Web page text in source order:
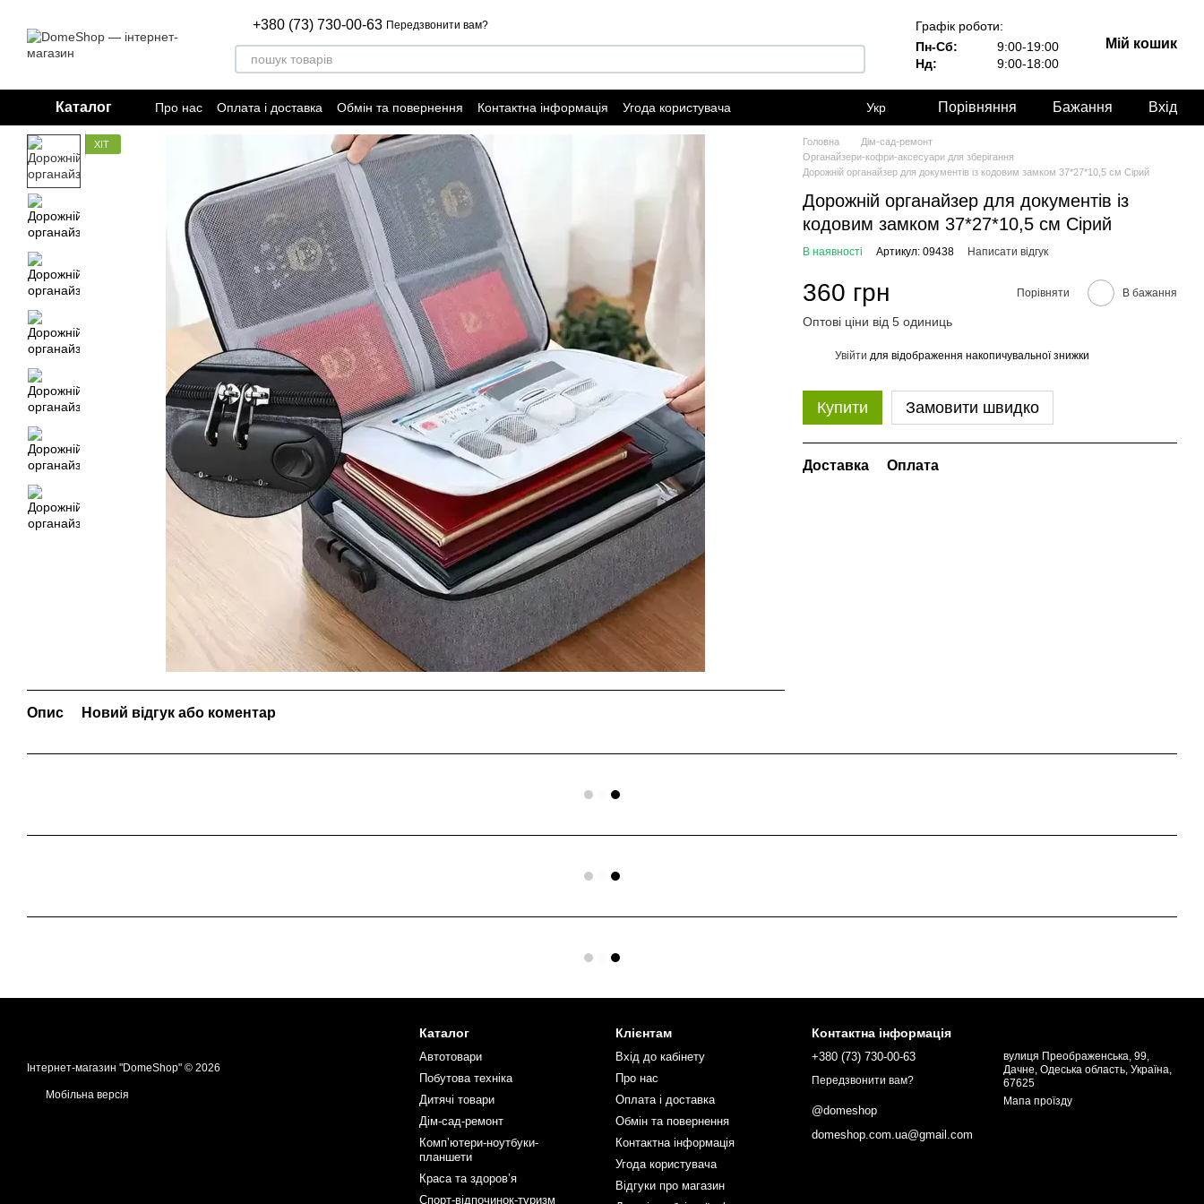
+380 (73) 730-00-63 Передзвонити вам?
Графік роботи:
Пн-Сб:
9:00-19:00
Нд:
9:00-18:00
Мій кошик
Каталог Про нас Оплата і доставка Обмін та повернення Контактна інформація
Угода користувача
Відгуки про магазин
Договір публічної оферти
Укр Порівняння Бажання Вхід
ХІТ
Опис Новий відгук або коментар
Головна
Дім-сад-ремонт
Органайзери-кофри-аксесуари для зберігання
Дорожній органайзер для документів із кодовим замком 37*27*10,5 см Сірий
Дорожній органайзер для документів із
кодовим замком 37*27*10,5 см Сірий
В наявності Артикул: 09438 Написати відгук
360 грн Порівняти В бажання
Оптові ціни від 5 одиниць
Увійти для відображення накопичувальної знижки
Купити Замовити швидко
Доставка Оплата
Інтернет-магазин "DomeShop" © 2026
Мобільна версія
Каталог
Автотовари
Побутова техніка
Дитячі товари
Дім-сад-ремонт
Компʼютери-ноутбуки-
планшети
Краса та здоровʼя
Спорт-відпочинок-туризм
Клієнтам
Вхід до кабінету
Про нас
Оплата і доставка
Обмін та повернення
Контактна інформація
Угода користувача
Відгуки про магазин
Контактна інформація
+380 (73) 730-00-63
Передзвонити вам?
@domeshop
domeshop.com.ua@gmail.com
вулиця Преображенська, 99,
Дачне, Одеська область, Україна,
67625
Мапа проїзду